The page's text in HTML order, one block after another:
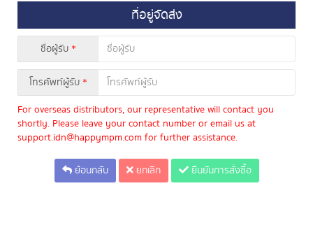
ที่อยู่จัดส่ง
ชื่อผู้รับ *
โทรศัพท์ผู้รับ *
For overseas distributors, our representative will contact you
shortly. Please leave your contact number or email us at
support.idn@happympm.com for further assistance.
ย้อนกลับ ยกเลิก ยืนยันการสั่งซื้อ